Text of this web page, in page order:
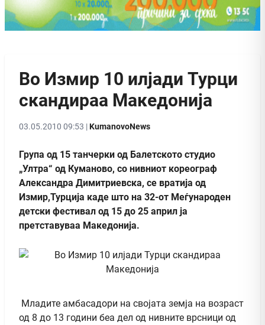
Во Измир 10 илјади Турци
скандираа Македонија
03.05.2010 09:53 |KumanovoNews
Група од 15 танчерки од Балетското студио
„Ултра“ од Куманово, со нивниот кореограф
Александра Димитриевска, се вратија од
Измир,Турција каде што на 32-от Меѓународен
детски фестивал од 15 до 25 април ја
претставуваа Македонија.
Младите амбасадори на својата земја на возраст
од 8 до 13 години беа дел од нивните врсници од